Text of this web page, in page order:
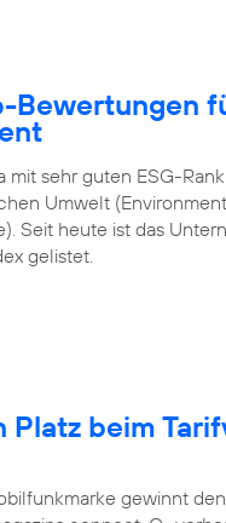
Bewertungen
mit sehr guten ESG-
Umwelt
Seit heute ist das
gelistet.
beim
gewinnt